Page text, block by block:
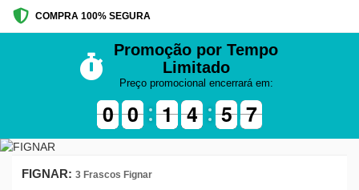
COMPRA 100% SEGURA
Promoção por Tempo
Limitado
Preço promocional encerrará em:
9
9
0
0 9
9
0
0 1
1
1
1 5
4
4 0
5
5 7
7
6
FIGNAR: 3 Frascos Fignar